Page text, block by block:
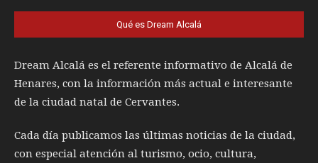
Qué es Dream Alcalá
Dream Alcalá es el referente informativo de Alcalá de
Henares, con la información más actual e interesante
de la ciudad natal de Cervantes.
Cada día publicamos las últimas noticias de la ciudad,
con especial atención al turismo, ocio, cultura,